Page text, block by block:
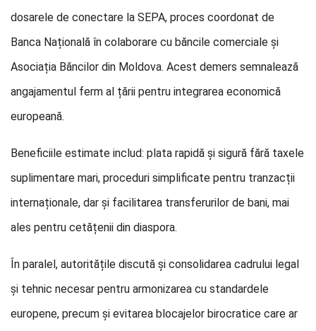
dosarele de conectare la SEPA, proces coordonat de
Banca Națională în colaborare cu băncile comerciale și
Asociația Băncilor din Moldova. Acest demers semnalează
angajamentul ferm al țării pentru integrarea economică
europeană.
Beneficiile estimate includ: plata rapidă și sigură fără taxele
suplimentare mari, proceduri simplificate pentru tranzacții
internaționale, dar și facilitarea transferurilor de bani, mai
ales pentru cetățenii din diaspora.
În paralel, autoritățile discută și consolidarea cadrului legal
și tehnic necesar pentru armonizarea cu standardele
europene, precum și evitarea blocajelor birocratice care ar